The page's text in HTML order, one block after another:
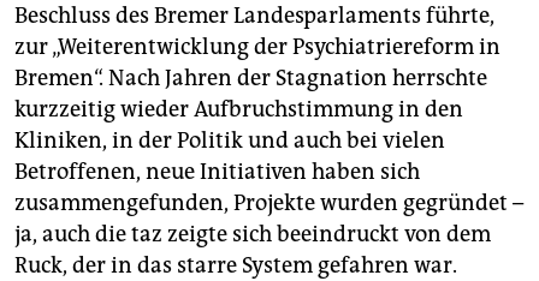
Beschluss des Bremer Landesparlaments führte,
zur „Weiterentwicklung der Psychiatriereform in
Bremen“. Nach Jahren der Stagnation herrschte
kurzzeitig wieder Aufbruchstimmung in den
Kliniken, in der Politik und auch bei vielen
Betroffenen, neue Initiativen haben sich
zusammengefunden, Projekte wurden gegründet –
ja, auch die taz zeigte sich beeindruckt von dem
Ruck, der in das starre System gefahren war.